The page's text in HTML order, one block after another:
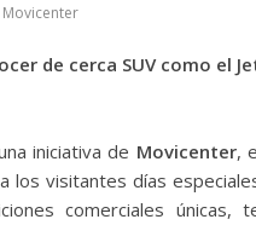
de cerca SUV como el
iniciativa de Movicenter,
los visitantes días
comerciales únicas,